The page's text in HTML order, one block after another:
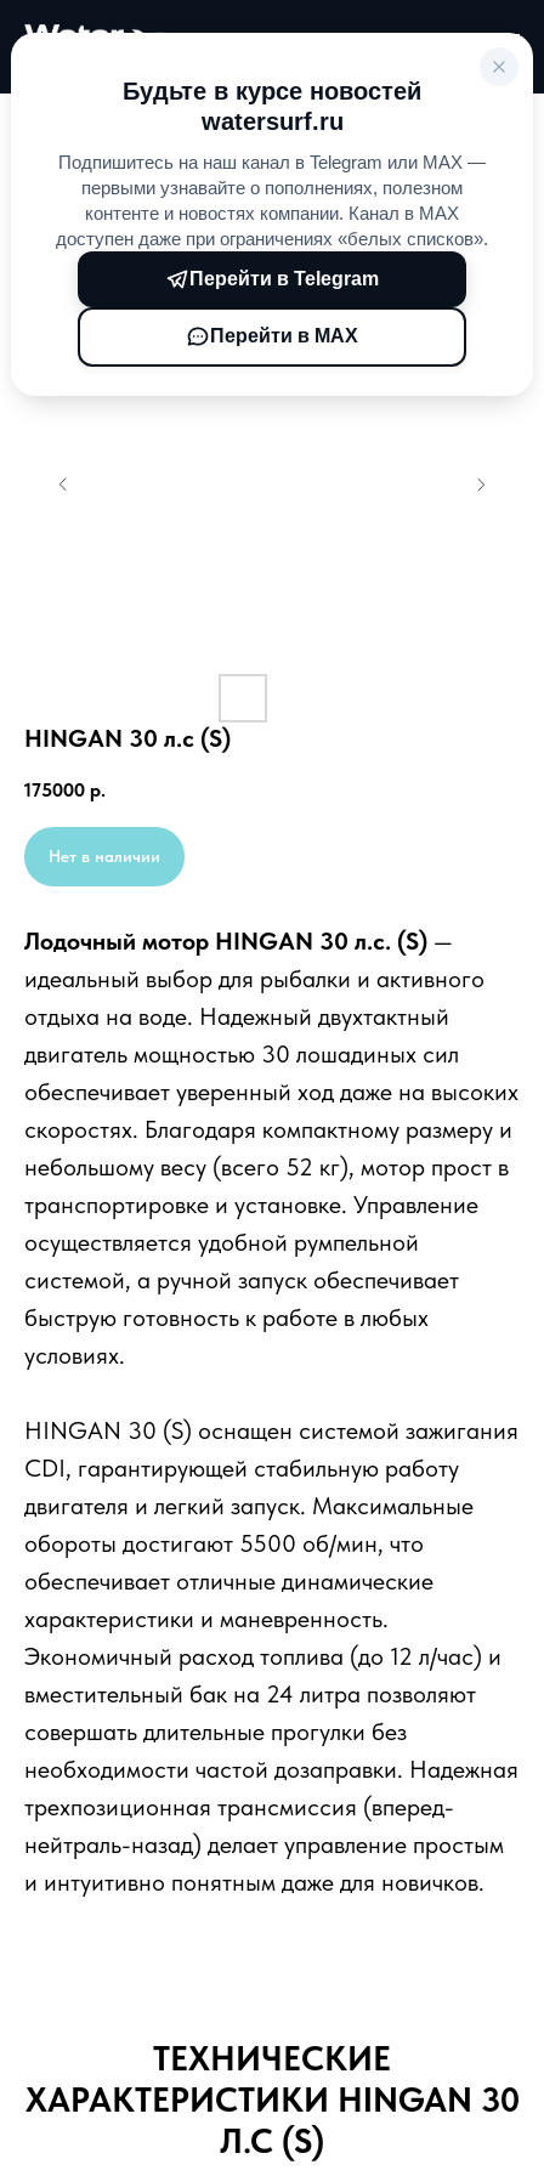
Будьте в курсе новостей
watersurf.ru
Подпишитесь на наш канал в Telegram или MAX —
первыми узнавайте о пополнениях, полезном
контенте и новостях компании. Канал в MAX
доступен даже при ограничениях «белых списков».
Перейти в Telegram
Перейти в MAX
Лодочные моторы
HINGAN 30 л.с (S)
HINGAN 30 л.с (S)
175000 р.
Нет в наличии
Лодочный мотор HINGAN 30 л.с. (S) —
идеальный выбор для рыбалки и активного
отдыха на воде. Надежный двухтактный
двигатель мощностью 30 лошадиных сил
обеспечивает уверенный ход даже на высоких
скоростях. Благодаря компактному размеру и
небольшому весу (всего 52 кг), мотор прост в
транспортировке и установке. Управление
осуществляется удобной румпельной
системой, а ручной запуск обеспечивает
быструю готовность к работе в любых
условиях.
HINGAN 30 (S) оснащен системой зажигания
CDI, гарантирующей стабильную работу
двигателя и легкий запуск. Максимальные
обороты достигают 5500 об/мин, что
обеспечивает отличные динамические
характеристики и маневренность.
Экономичный расход топлива (до 12 л/час) и
вместительный бак на 24 литра позволяют
совершать длительные прогулки без
необходимости частой дозаправки. Надежная
трехпозиционная трансмиссия (вперед-
нейтраль-назад) делает управление простым
и интуитивно понятным даже для новичков.
ТЕХНИЧЕСКИЕ
ХАРАКТЕРИСТИКИ HINGAN 30
Л.С (S)